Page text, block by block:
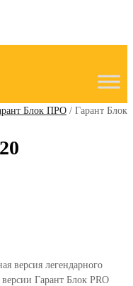
Блок ПРО / Гарант Блок
версия легендарного
Гарант Блок PRO